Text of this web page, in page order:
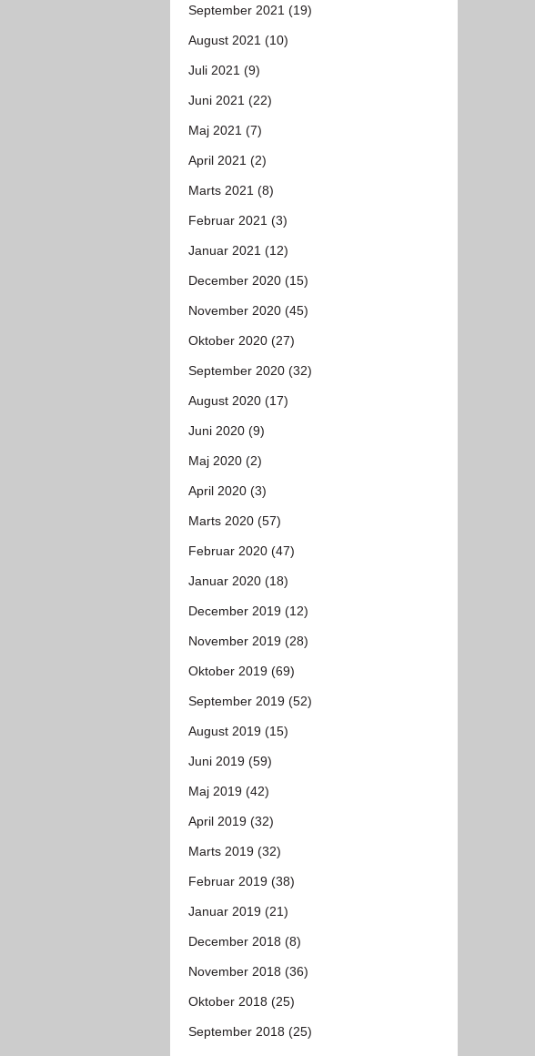
September 2021 (19)
August 2021 (10)
Juli 2021 (9)
Juni 2021 (22)
Maj 2021 (7)
April 2021 (2)
Marts 2021 (8)
Februar 2021 (3)
Januar 2021 (12)
December 2020 (15)
November 2020 (45)
Oktober 2020 (27)
September 2020 (32)
August 2020 (17)
Juni 2020 (9)
Maj 2020 (2)
April 2020 (3)
Marts 2020 (57)
Februar 2020 (47)
Januar 2020 (18)
December 2019 (12)
November 2019 (28)
Oktober 2019 (69)
September 2019 (52)
August 2019 (15)
Juni 2019 (59)
Maj 2019 (42)
April 2019 (32)
Marts 2019 (32)
Februar 2019 (38)
Januar 2019 (21)
December 2018 (8)
November 2018 (36)
Oktober 2018 (25)
September 2018 (25)